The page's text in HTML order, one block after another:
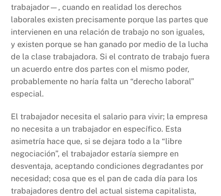
trabajador—, cuando en realidad los derechos
laborales existen precisamente porque las partes que
intervienen en una relación de trabajo no son iguales,
y existen porque se han ganado por medio de la lucha
de la clase trabajadora. Si el contrato de trabajo fuera
un acuerdo entre dos partes con el mismo poder,
probablemente no haría falta un “derecho laboral”
especial.
El trabajador necesita el salario para vivir; la empresa
no necesita a un trabajador en específico. Esta
asimetría hace que, si se dejara todo a la “libre
negociación”, el trabajador estaría siempre en
desventaja, aceptando condiciones degradantes por
necesidad; cosa que es el pan de cada día para los
trabajadores dentro del actual sistema capitalista,